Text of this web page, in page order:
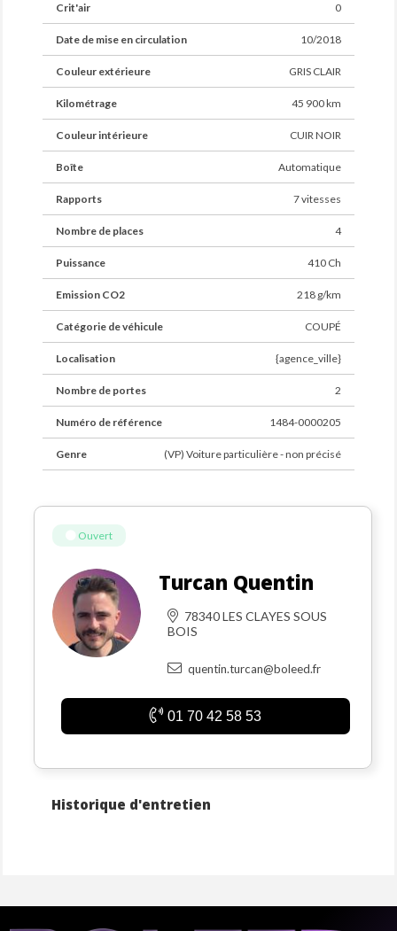
________________________________________________________________
Veuillez contacter votre conseiller pour obtenir les
véhicules deux roues motrices dont la valeur de vente
est inférieure à 60 000 € TTC.
visible sur rendez vous
Crit'air 0
Date de mise en circulation 10/2018
Couleur extérieure GRIS CLAIR
Kilométrage 45 900 km
Couleur intérieure CUIR NOIR
Boîte Automatique
Rapports 7 vitesses
Nombre de places 4
Puissance 410 Ch
Emission CO2 218 g/km
Catégorie de véhicule COUPÉ
Localisation {agence_ville}
Nombre de portes 2
Numéro de référence 1484-0000205
Genre (VP) Voiture particulière - non précisé
Ouvert
Turcan Quentin
78340 LES CLAYES SOUS
BOIS
quentin.turcan@boleed.fr
01 70 42 58 53
Historique d'entretien